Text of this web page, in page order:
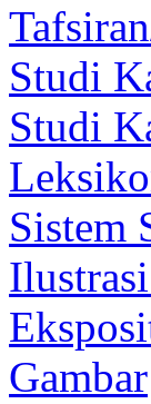
Studi
Studi
Sistem
Gambar